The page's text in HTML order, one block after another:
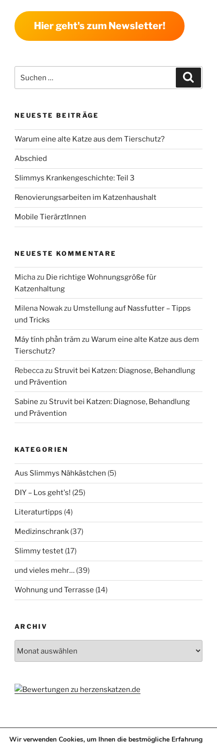
Hier geht's zum Newsletter!
nach:
NEUESTE BEITRÄGE
Warum eine alte Katze aus dem Tierschutz?
Abschied
Slimmys Krankengeschichte: Teil 3
Renovierungsarbeiten im Katzenhaushalt
Mobile TierärztInnen
NEUESTE KOMMENTARE
Michazu Die richtige Wohnungsgröße für
Katzenhaltung
Milena Nowakzu Umstellung auf Nassfutter – Tipps
und Tricks
Máy tính phần trăm zu Warum eine alte Katze aus dem
Tierschutz?
Rebeccazu Struvit bei Katzen: Diagnose, Behandlung
und Prävention
Sabine zu Struvit bei Katzen: Diagnose, Behandlung
und Prävention
KATEGORIEN
Aus Slimmys Nähkästchen (5)
DIY – Los geht's! (25)
Literaturtipps (4)
Medizinschrank (37)
Slimmy testet (17)
und vieles mehr… (39)
Wohnung und Terrasse (14)
ARCHIV
Wir verwenden Cookies, um Ihnen die bestmögliche Erfahrung